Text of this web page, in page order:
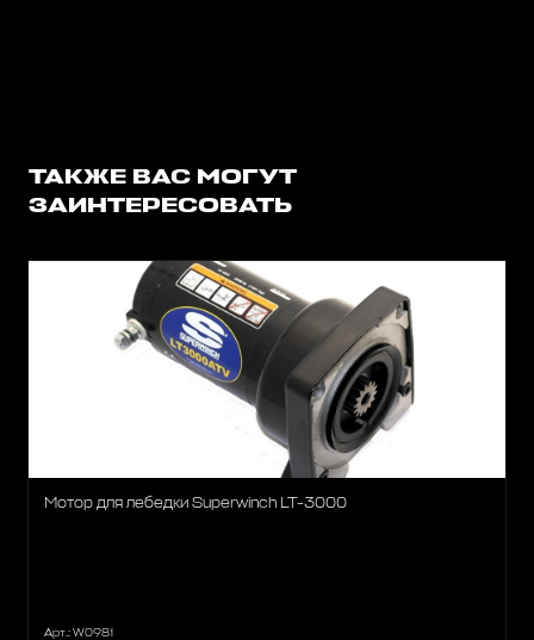
ТАКЖЕ ВАС МОГУТ
ЗАИНТЕРЕСОВАТЬ
Мотор для лебедки Superwinch LT-3000
Арт.: W0981